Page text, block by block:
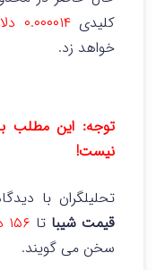
کلیدی۰.۰۰۰۰۱۴ دلار
خواهد زد.
توجه: این مطلب
نیست!
تحلیلگران با
قیمت شیبا تا ۱۵۶ درصد
سخن می گویند.